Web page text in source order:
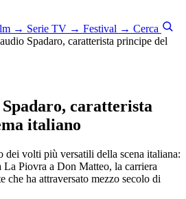
→ Serie TV → Festival → Cerca
Spadaro, caratterista principe del
caratterista
italiano
dei volti più versatili della scena italiana:
Piovra a Don Matteo, la carriera
che ha attraversato mezzo secolo di